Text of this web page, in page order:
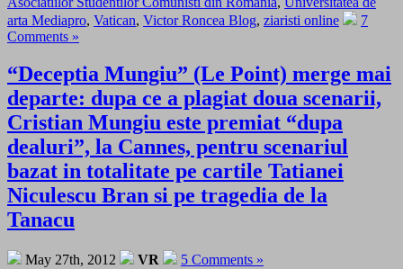
arta Mediapro, Vatican, Victor Roncea Blog, ziaristi online
7
Comments »
“Deceptia Mungiu” (Le Point) merge mai
departe: dupa ce a plagiat doua scenarii,
Cristian Mungiu este premiat “dupa
dealuri”, la Cannes, pentru scenariul
bazat in totalitate pe cartile Tatianei
Niculescu Bran si pe tragedia de la
Tanacu
May 27th, 2012 VR 5 Comments »